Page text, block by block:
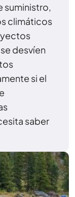
suministro,
climáticos
desvíen
si el
saber